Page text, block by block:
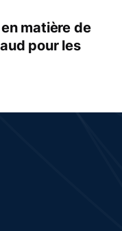
matière de
pour les